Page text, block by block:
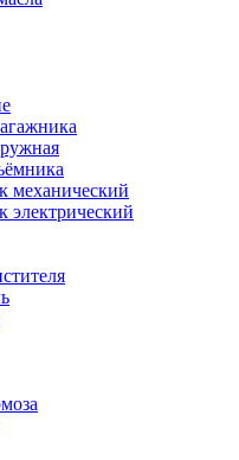
механический
электрический